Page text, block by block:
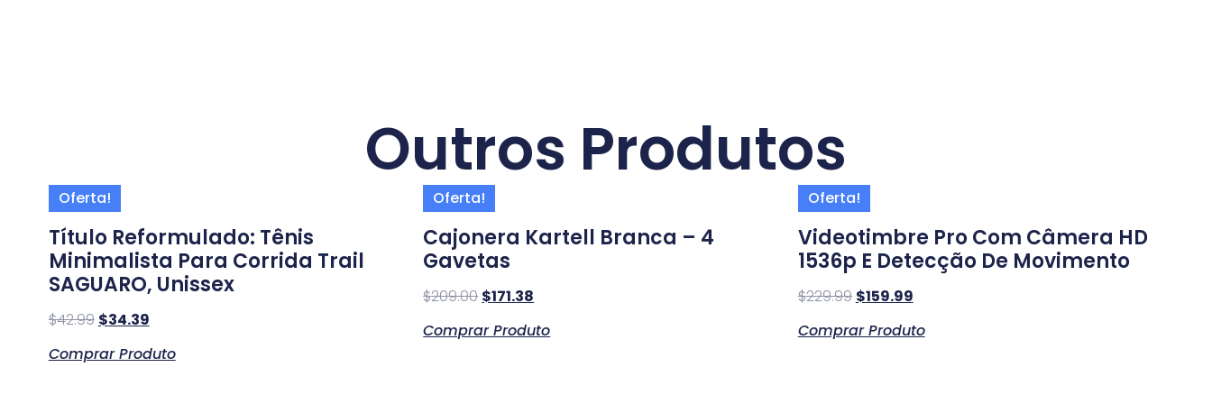
Outros Produtos
Oferta!
Título Reformulado: Tênis
Minimalista Para Corrida Trail
SAGUARO, Unissex
$42.99 $34.39
Comprar Produto
Oferta!
Cajonera Kartell Branca – 4
Gavetas
$209.00 $171.38
Comprar Produto
Oferta!
Videotimbre Pro Com Câmera HD
1536p E Detecção De Movimento
$229.99 $159.99
Comprar Produto